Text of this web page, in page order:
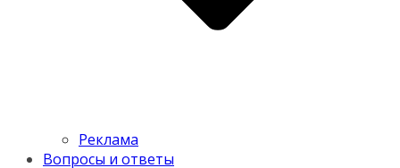
Реклама
Вопросы и ответы